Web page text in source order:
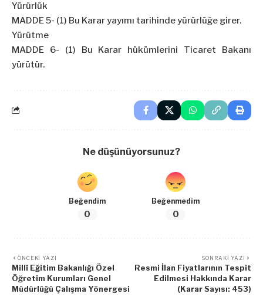
Yürürlük
MADDE 5- (1) Bu Karar yayımı tarihinde yürürlüğe girer.
Yürütme
MADDE 6- (1) Bu Karar hükümlerini Ticaret Bakanı
yürütür.
Ne düşünüyorsunuz?
Beğendim
0
Beğenmedim
0
ÖNCEKI YAZI
Millî Eğitim Bakanlığı Özel
Öğretim Kurumları Genel
Müdürlüğü Çalışma Yönergesi
SONRAKI YAZI
Resmi İlan Fiyatlarının Tespit
Edilmesi Hakkında Karar
(Karar Sayısı: 453)